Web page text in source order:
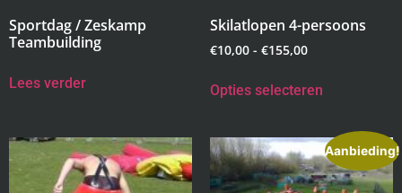
Sportdag / Zeskamp
Teambuilding
Lees verder
Skilatlopen 4-persoons
€10,00 - €155,00
Opties selecteren
Aanbieding!